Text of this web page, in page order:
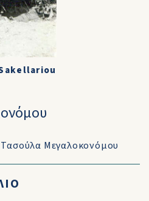
Μεγαλοκονόμου